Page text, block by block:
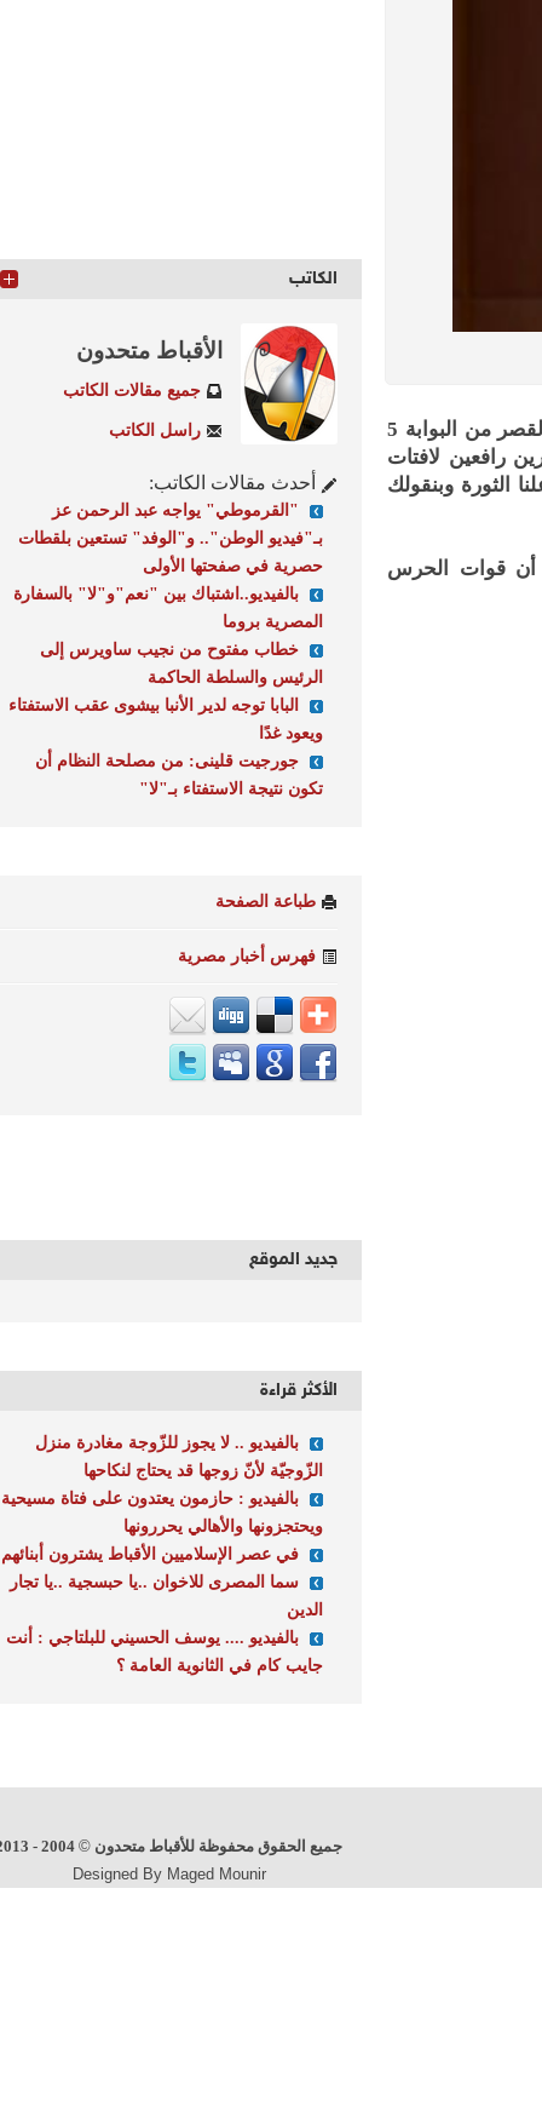
وصل الدكتور محمد مرسى، رئيس الجمهورية، صباح اليوم الأحد، ودخل إلى القصر من البوابة 5
رافعين لافتات
وبنقولك
قوات الحرس
الكاتب
الأقباط متحدون
جميع مقالات الكاتب
راسل الكاتب
أحدث مقالات الكاتب:
"القرموطي" يواجه عبد الرحمن عز
بـ"فيديو الوطن".. و"الوفد" تستعين بلقطات
حصرية في صفحتها الأولى
بالفيديو..اشتباك بين "نعم"و"لا" بالسفارة
المصرية بروما
خطاب مفتوح من نجيب ساويرس إلى
الرئيس والسلطة الحاكمة
البابا توجه لدير الأنبا بيشوى عقب الاستفتاء
ويعود غدًا
جورجيت قلينى: من مصلحة النظام أن
تكون نتيجة الاستفتاء بـ"لا"
طباعة الصفحة
فهرس أخبار مصرية
جديد الموقع
الأكثر قراءة
بالفيديو .. لا يجوز للزّوجة مغادرة منزل
الزّوجيّة لأنّ زوجها قد يحتاج لنكاحها
بالفيديو : حازمون يعتدون على فتاة مسيحية
ويحتجزونها والأهالي يحررونها
في عصر الإسلاميين الأقباط يشترون أبنائهم
سما المصرى للاخوان ..يا حبسجية ..يا تجار
الدين
بالفيديو .... يوسف الحسيني للبلتاجي : أنت
جايب كام في الثانوية العامة ؟
جميع الحقوق محفوظة للأقباط متحدون©
2004 - 2013
Designed By Maged Mounir